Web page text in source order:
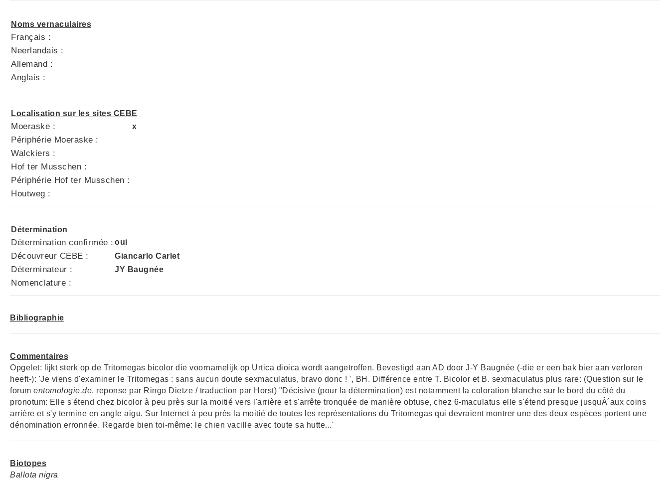
Noms vernaculaires
Français :
Neerlandais :
Allemand :
Anglais :
Localisation sur les sites CEBE
Moeraske : x
Périphérie Moeraske :
Walckiers :
Hof ter Musschen :
Périphérie Hof ter Musschen :
Houtweg :
Détermination
Détermination confirmée : oui
Découvreur CEBE : Giancarlo Carlet
Déterminateur : JY Baugnée
Nomenclature :
Bibliographie
Commentaires
Opgelet: lijkt sterk op de Tritomegas bicolor die voornamelijk op Urtica dioica wordt aangetroffen. Bevestigd aan AD door J-Y Baugnée (-die er een bak bier aan verloren
heeft-): 'Je viens d'examiner le Tritomegas : sans aucun doute sexmaculatus, bravo donc ! ', BH. Différence entre T. Bicolor et B. sexmaculatus plus rare: (Question sur le
forum entomologie.de, reponse par Ringo Dietze / traduction par Horst) "Décisive (pour la détermination) est notamment la coloration blanche sur le bord du côté du
pronotum: Elle s'étend chez bicolor à peu près sur la moitié vers l'arrière et s'arrête tronquée de manière obtuse, chez 6-maculatus elle s'étend presque jusquÂ´aux coins
arrière et s'y termine en angle aigu. Sur Internet à peu près la moitié de toutes les représentations du Tritomegas qui devraient montrer une des deux espèces portent une
dénomination erronnée. Regarde bien toi-même: le chien vacille avec toute sa hutte...'
Biotopes
Ballota nigra